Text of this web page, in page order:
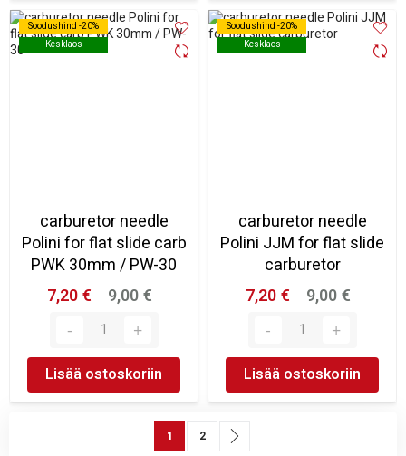
Soodushind -20%
Kesklaos
Soodushind -20%
Kesklaos
carburetor needle
Polini for flat slide carb
PWK 30mm / PW-30
7,20 €
9,00 €
Lisää ostoskoriin
Soodushind -20%
Kesklaos
Soodushind -20%
Kesklaos
carburetor needle
Polini JJM for flat slide
carburetor
7,20 €
9,00 €
Lisää ostoskoriin
SivuYou're currently reading page
1 Sivu
2